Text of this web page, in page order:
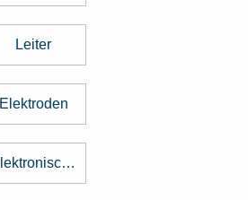
Leiter
Elektroden
Elektronische Baugruppe